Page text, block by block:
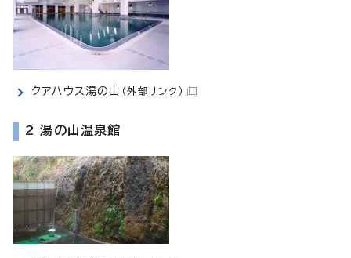
クアハウス湯の山 （外部リンク）
2 湯の山温泉館